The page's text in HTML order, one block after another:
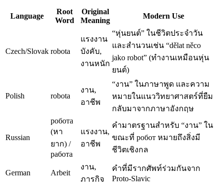
Language
Root
Word
Original
Meaning
Modern Use
Czech/Slovak robota
แรงงาน
บังคับ,
งานหนัก
“หุ่นยนต์” ในชีวิตประจำวัน
และสำนวนเช่น “dělat něco
jako robot” (ทำงานเหมือนหุ่น
ยนต์)
Polish robota
งาน,
อาชีพ
“งาน” ในภาษาพูด และความ
หมายในแนววิทยาศาสตร์ที่ยืม
กลับมาจากภาษาอังกฤษ
Russian
робота
(หา
ยาก) /
работа
แรงงาน,
อาชีพ
คำมาตรฐานสำหรับ “งาน” ใน
ขณะที่ робот หมายถึงสิ่งมี
ชีวิตเชิงกล
German Arbeit
งาน,
ภารกิจ
คำที่มีรากศัพท์ร่วมกันจาก
Proto-Slavic